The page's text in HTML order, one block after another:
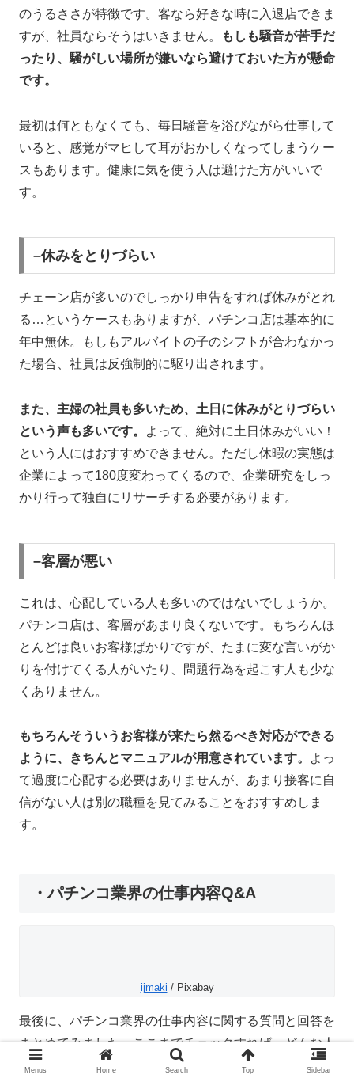
のうるささが特徴です。客なら好きな時に入退店できま
すが、社員ならそうはいきません。
もしも騒音が苦手だ
ったり、騒がしい場所が嫌いなら避けておいた方が懸命
です。
最初は何ともなくても、毎日騒音を浴びながら仕事して
いると、感覚がマヒして耳がおかしくなってしまうケー
スもあります。健康に気を使う人は避けた方がいいで
す。
–休みをとりづらい
チェーン店が多いのでしっかり申告をすれば休みがとれ
る…というケースもありますが、パチンコ店は基本的に
年中無休。もしもアルバイトの子のシフトが合わなかっ
た場合、社員は反強制的に駆り出されます。
また、主婦の社員も多いため、土日に休みがとりづらい
という声も多いです。
よって、絶対に土日休みがいい！
という人にはおすすめできません。ただし休暇の実態は
企業によって180度変わってくるので、企業研究をしっ
かり行って独自にリサーチする必要があります。
–客層が悪い
これは、心配している人も多いのではないでしょうか。
パチンコ店は、客層があまり良くないです。もちろんほ
とんどは良いお客様ばかりですが、たまに変な言いがか
りを付けてくる人がいたり、問題行為を起こす人も少な
くありません。
もちろんそういうお客様が来たら然るべき対応ができる
ように、きちんとマニュアルが用意されています。
よっ
て過度に心配する必要はありませんが、あまり接客に自
信がない人は別の職種を見てみることをおすすめしま
す。
・パチンコ業界の仕事内容Q&A
ijmaki / Pixabay
最後に、パチンコ業界の仕事内容に関する質問と回答を
まとめてみました。ここまでチェックすれば、どんな人
でもパチンコ業界で働けるようになるはずです！
Menus Home Search Top Sidebar